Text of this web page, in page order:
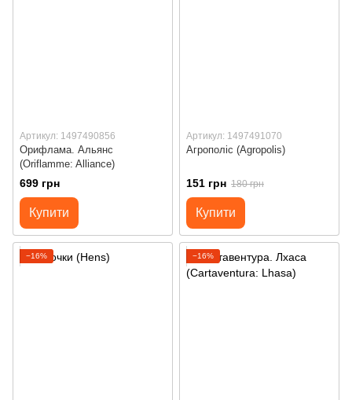
Артикул: 1497490856
Орифлама. Альянс
(Oriflamme: Alliance)
699 грн
Купити
Артикул: 1497491070
Агрополіс (Agropolis)
151 грн 180 грн
Купити
−16% −16%